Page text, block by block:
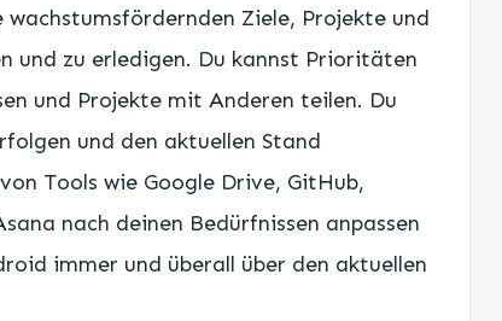
Ziele, Projekte und
und zu erledigen. Du kannst Prioritäten
und Projekte mit Anderen teilen. Du
und den aktuellen Stand
Tools wie Google Drive, GitHub,
nach deinen Bedürfnissen anpassen
immer und überall über den aktuellen